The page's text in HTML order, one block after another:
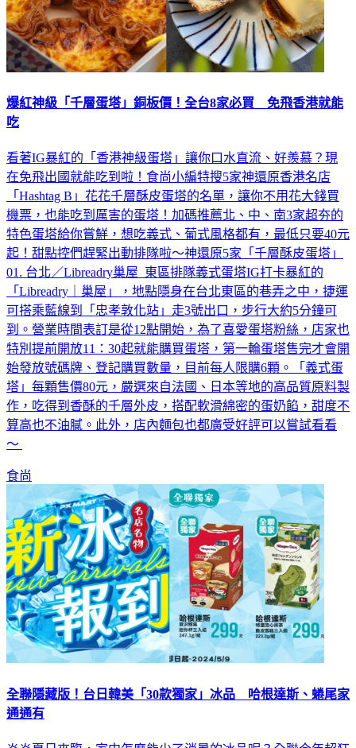
爆紅神級「千層蛋塔」銅板價！全台8家必買 免飛香港就能
吃
看著IG暴紅的「香港神級蛋塔」讓你口水直流、好羨慕？現
在免飛出國就能吃到啦！食尚小編特搜5家神還原香港名店
「Hashtag B」花花千層酥皮蛋塔的名單，讓你不用花大錢買
機票，也能吃到厲害的蛋塔！加碼推薦北、中、南3家超夯的
特色蛋塔給你嘗鮮，想吃義式、葡式風格都有，最低只要40元
起！甜點控們趕緊出動排隊啦～神還原5家「千層酥皮蛋塔」
01. 台北／Libreadry巢屋 東區排隊義式蛋塔IG打卡暴紅的
「Libreadry｜巢屋」，地點隱身在台北東區的巷弄之中，捷運
可搭乘藍線到「忠孝敦化站」走3號出口，步行大約5分鐘可
到。營業時間表訂是從12點開始，為了喜愛蛋塔粉絲，店家也
特別提前開放11：30起就能購買蛋塔，第一輪蛋塔售完才會開
始發放號碼牌、登記購買數量，目前每人限購6顆。「義式蛋
塔」每顆售價80元，嚴選來自法國、日本等地的高品質原料製
作，吃得到香酥的千層外皮，搭配軟滑綿密的蛋奶餡，甜度不
算高也不油膩。此外，店內麵包也都廣受好評可以嘗試看看
～
食尚
全聯隱藏版！台日韓美「30款獨家」冰品 哈根達斯、蜷尾家
通通有